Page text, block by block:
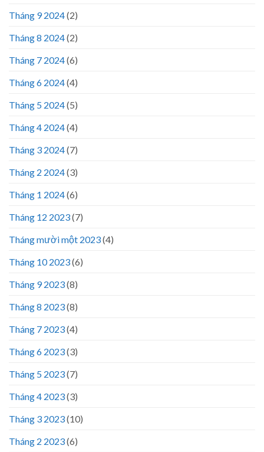
Tháng 9 2024(2)
Tháng 8 2024(2)
Tháng 7 2024(6)
Tháng 6 2024(4)
Tháng 5 2024(5)
Tháng 4 2024(4)
Tháng 3 2024(7)
Tháng 2 2024(3)
Tháng 1 2024(6)
Tháng 12 2023(7)
Tháng mười một 2023(4)
Tháng 10 2023(6)
Tháng 9 2023(8)
Tháng 8 2023(8)
Tháng 7 2023(4)
Tháng 6 2023(3)
Tháng 5 2023(7)
Tháng 4 2023(3)
Tháng 3 2023(10)
Tháng 2 2023(6)